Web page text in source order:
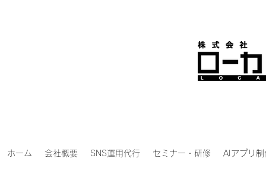
ホーム 会社概要 SNS運用代行 セミナー・研修 AIアプリ制